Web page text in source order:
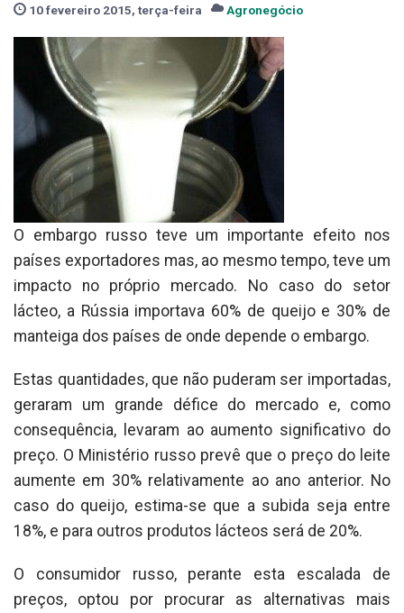
10 fevereiro 2015, terça-feira Agronegócio
O embargo russo teve um importante efeito nos
países exportadores mas, ao mesmo tempo, teve um
impacto no próprio mercado. No caso do setor
lácteo, a Rússia importava 60% de queijo e 30% de
manteiga dos países de onde depende o embargo.
Estas quantidades, que não puderam ser importadas,
geraram um grande défice do mercado e, como
consequência, levaram ao aumento significativo do
preço. O Ministério russo prevê que o preço do leite
aumente em 30% relativamente ao ano anterior. No
caso do queijo, estima-se que a subida seja entre
18%, e para outros produtos lácteos será de 20%.
O consumidor russo, perante esta escalada de
preços, optou por procurar as alternativas mais